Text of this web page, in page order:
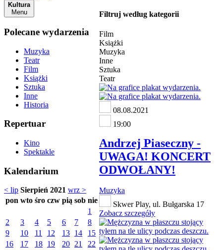
Kultura
Menu
Polecane wydarzenia
Muzyka
Teatr
Film
Książki
Sztuka
Inne
Historia
Repertuar
Kino
Spektakle
Kalendarium
< lip Sierpień 2021 wrz >
pon wto śro czw pią sob nie
1
2
3 4 5 6 7
8
9
10 11 12 13 14
15
16
17 18 19 20 21
22
Filtruj według kategorii
Film
Książki
Muzyka
Inne
Sztuka
Teatr
08.08.2021
19:00
Andrzej Piaseczny -
UWAGA! KONCERT
ODWOŁANY!
Muzyka
Skwer Play, ul. Bułgarska 17
Zobacz szczegóły